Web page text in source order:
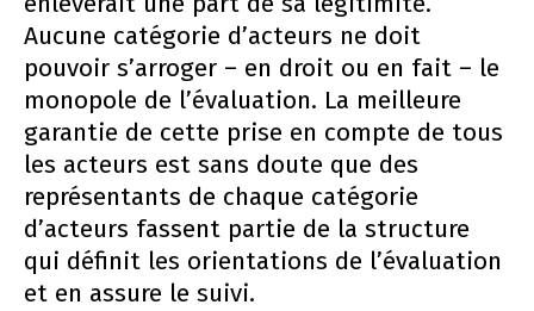
Aucune catégorie d’acteurs ne doit
pouvoir s’arroger – en droit ou en fait – le
monopole de l’évaluation. La meilleure
garantie de cette prise en compte de tous
les acteurs est sans doute que des
représentants de chaque catégorie
d’acteurs fassent partie de la structure
qui définit les orientations de l’évaluation
et en assure le suivi.